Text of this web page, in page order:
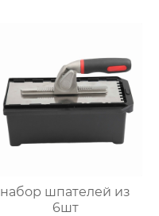
набор шпателей из
6шт